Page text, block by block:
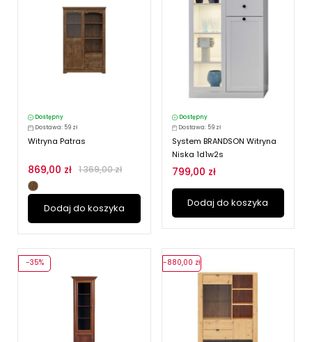
Dostępny
Dostawa: 59 zł
Witryna Patras
869,00 zł 1 369,00 zł
Dodaj do koszyka
Dostępny
Dostawa: 59 zł
System BRANDSON Witryna
Niska 1d1w2s
799,00 zł
Dodaj do koszyka
-35% -880,00 zł